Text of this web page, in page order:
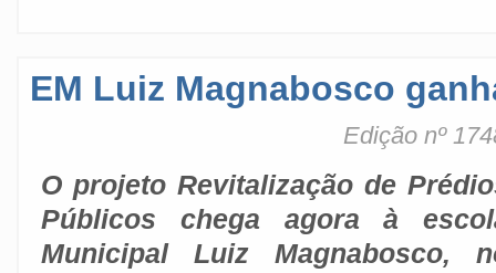
EM Luiz Magnabosco
Edição nº
O projeto Revitalização de
Públicos chega agora à
Municipal Luiz Magnabosco,